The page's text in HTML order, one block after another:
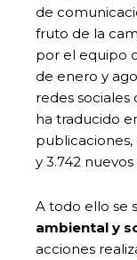
de
fruto de la
por el equipo
de enero y
redes
ha traducido
publicaciones,
y 3.742
A todo ello se
ambiental y
acciones